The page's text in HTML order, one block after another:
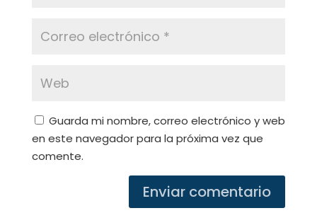
Guarda mi nombre, correo electrónico y web
en este navegador para la próxima vez que
comente.
Enviar comentario